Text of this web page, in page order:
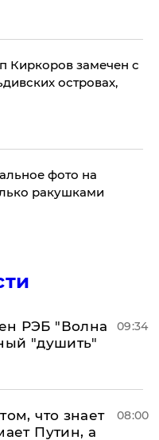
Киркоров замечен с
островах,
фото на
ракушками
РЭБ "Волна
"душить"
09:34
что знает
Путин, а
08:00